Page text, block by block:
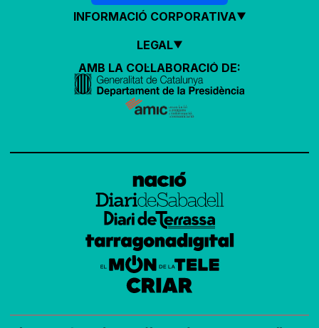
INFORMACIÓ CORPORATIVA
LEGAL
AMB LA COL·LABORACIÓ DE: